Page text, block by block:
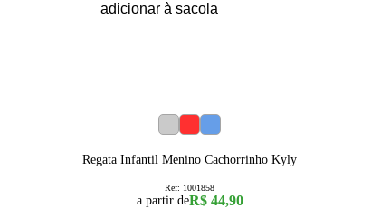
adicionar à sacola
Regata Infantil Menino Cachorrinho Kyly
Ref: 1001858
a partir deR$ 44,90